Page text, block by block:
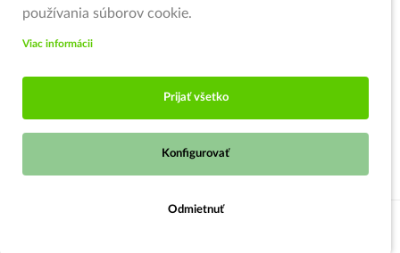
používania súborov cookie.
Viac informácii
Prijať všetko
Konfigurovať
Odmietnuť